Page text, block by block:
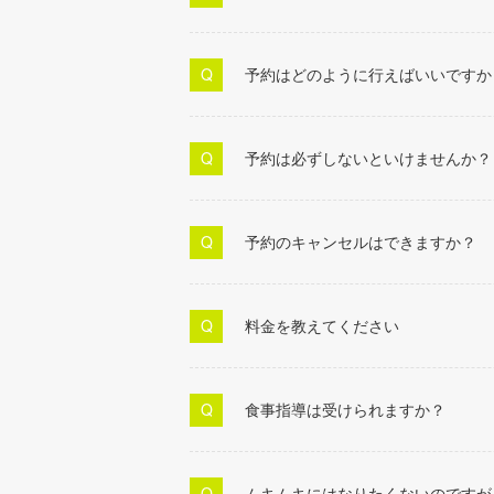
予約はどのように行えばいいです
予約は必ずしないといけませんか？
予約のキャンセルはできますか？
料金を教えてください
食事指導は受けられますか？